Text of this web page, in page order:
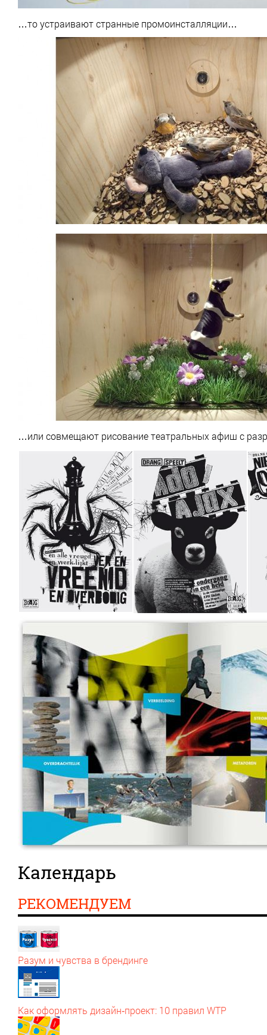
…то устраивают странные промоинсталляции…
…или совмещают рисование театральных афиш с
Календарь
РЕКОМЕНДУЕМ
Разум и чувства в брендинге
Как оформлять дизайн‑проект: 10 правил WTP